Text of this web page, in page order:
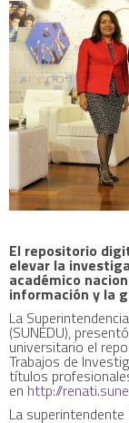
El repositorio
elevar la
académico
información y la
La
(SUNEDU),
universitario el
Trabajos de
títulos
en http://
La